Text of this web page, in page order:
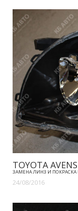
TOYOTA
ЗАМЕНА ЛИНЗ И ПОКРАСКА
24/08/2016